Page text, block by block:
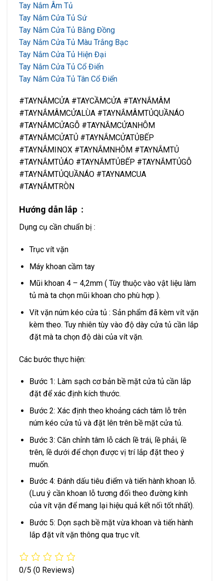
Tay Nắm Âm Tủ
Tay Nắm Cửa Tủ Sứ
Tay Nắm Cửa Tủ Bằng Đồng
Tay Nắm Cửa Tủ Màu Trắng Bạc
Tay Nắm Cửa Tủ Hiện Đại
Tay Nắm Cửa Tủ Cổ Điển
Tay Nắm Cửa Tủ Tân Cổ Điển
#TAYNẮMCỬA #TAYCẦMCỬA #TAYNẮMÂM
#TAYNẮMÂMCỬALÙA #TAYNẮMÂMTỦQUẦNÁO
#TAYNẮMCỬAGỖ #TAYNẮMCỬANHÔM
#TAYNẮMCỬATỦ #TAYNẮMCỬATỦBẾP
#TAYNẮMINOX #TAYNẮMNHÔM #TAYNẮMTỦ
#TAYNẮMTỦÁO #TAYNẮMTỦBẾP #TAYNẮMTỦGỖ
#TAYNẮMTỦQUẦNÁO #TAYNAMCUA
#TAYNẮMTRÒN
Hướng dẫn lắp :
Dụng cụ cần chuẩn bị :
Trục vít vặn
Máy khoan cầm tay
Mũi khoan 4 – 4,2mm ( Tùy thuộc vào vật liệu làm
tủ mà ta chọn mũi khoan cho phù hợp ).
Vít vặn núm kéo cửa tủ : Sản phẩm đã kèm vít vặn
kèm theo. Tuy nhiên tùy vào độ dày cửa tủ cần lắp
đặt mà ta chọn độ dài của vít vặn.
Các bước thực hiện:
Bước 1: Làm sạch cơ bản bề mặt cửa tủ cần lắp
đặt để xác định kích thước.
Bước 2: Xác định theo khoảng cách tâm lỗ trên
núm kéo cửa tủ và đặt lên trên bề mặt cửa tủ.
Bước 3: Căn chỉnh tâm lỗ cách lề trái, lề phải, lề
trên, lề dưới để chọn được vị trí lắp đặt theo ý
muốn.
Bước 4: Đánh dấu tiêu điểm và tiến hành khoan lỗ.
(Lưu ý cần khoan lỗ tương đối theo đường kính
của vít vặn để mang lại hiệu quả kết nối tốt nhất).
Bước 5: Dọn sạch bề mặt vừa khoan và tiến hành
lắp đặt vít vặn thông qua trục vít.
0/5 (0 Reviews)